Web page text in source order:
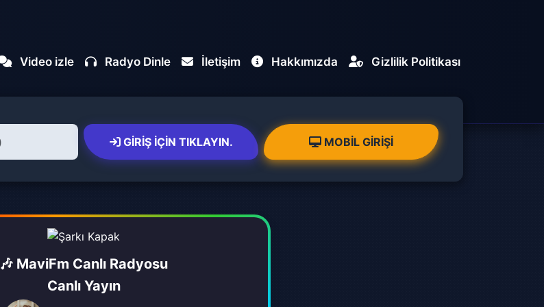
Video izle Radyo Dinle İletişim Hakkımızda Gizlilik Politikası
GIRIŞ İÇIN TIKLAYIN. MOBIL GIRIŞI
🎶 MaviFm Canlı Radyosu
Canlı Yayın